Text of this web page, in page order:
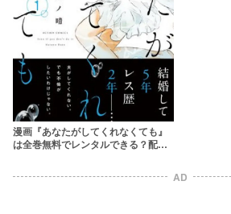
漫画『あなたがしてくれなくても』
は全巻無料でレンタルできる？配信
AD